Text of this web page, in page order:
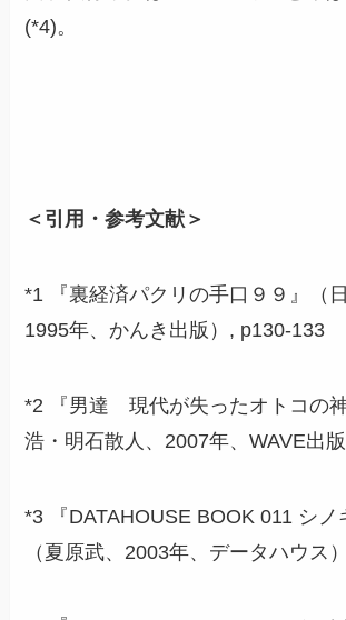
(*4)。
＜引用・参考文献＞
*1 『裏経済パクリの手口９９』（
1995年、かんき出版）, p130-133
*2 『男達 現代が失ったオトコの
浩・明石散人、2007年、WAVE出
*3 『DATAHOUSE BOOK 011 シノ
（夏原武、2003年、データハウス